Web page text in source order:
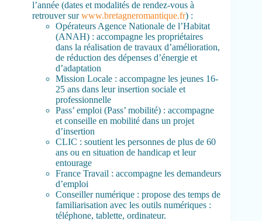
l’année (dates et modalités de rendez-vous à
retrouver surwww.bretagneromantique.fr) :
Opérateurs Agence Nationale de l’Habitat
(ANAH) : accompagne les propriétaires
dans la réalisation de travaux d’amélioration,
de réduction des dépenses d’énergie et
d’adaptation
Mission Locale : accompagne les jeunes 16-
25 ans dans leur insertion sociale et
professionnelle
Pass’ emploi (Pass’ mobilité) : accompagne
et conseille en mobilité dans un projet
d’insertion
CLIC : soutient les personnes de plus de 60
ans ou en situation de handicap et leur
entourage
France Travail : accompagne les demandeurs
d’emploi
Conseiller numérique : propose des temps de
familiarisation avec les outils numériques :
téléphone, tablette, ordinateur.